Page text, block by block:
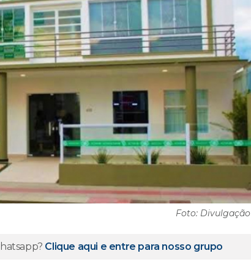
Foto: Divulgação
Clique aqui e entre para nosso grupo